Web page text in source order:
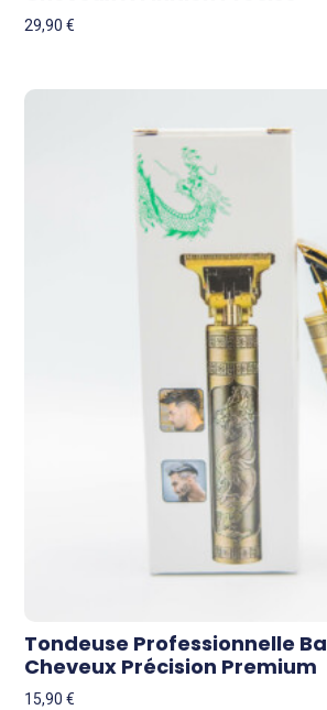
29,90€
Tondeuse Professionnelle
Cheveux Précision Premium
15,90€